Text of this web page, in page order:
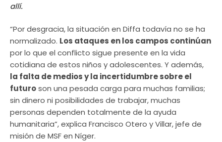
allí.
“Por desgracia, la situación en Diffa todavía no se ha
normalizado. Los ataques en los campos continúan
por lo que el conflicto sigue presente en la vida
cotidiana de estos niños y adolescentes. Y además,
la falta de medios y la incertidumbre sobre el
futuroson una pesada carga para muchas familias;
sin dinero ni posibilidades de trabajar, muchas
personas dependen totalmente de la ayuda
humanitaria”, explica Francisco Otero y Villar, jefe de
misión de MSF en Níger.